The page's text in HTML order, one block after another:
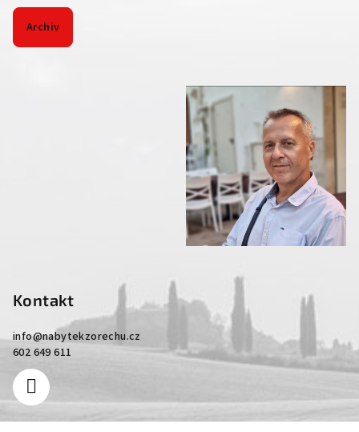
Archiv
Kontakt
info@nabytekzorechu.cz
602 649 611